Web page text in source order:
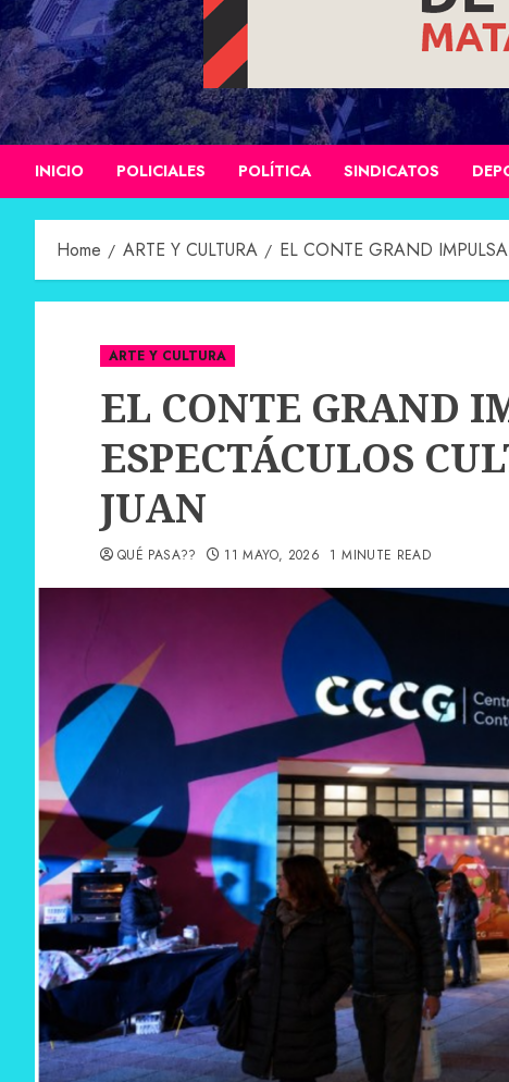
INICIO POLICIALES POLÍTICA SINDICATOS
Home ARTE Y CULTURA EL CONTE GRAND
ARTE Y CULTURA
EL CONTE GRAND
ESPECTÁCULOS
JUAN
QUÉ PASA?? 11 MAYO, 2026 1 MINUTE READ